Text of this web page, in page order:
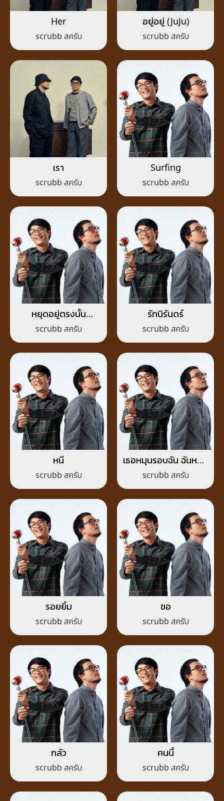
Her
scrubb สครับ
อยู่อยู่ (JuJu)
scrubb สครับ
เรา
scrubb สครับ
Surfing
scrubb สครับ
หยุดอยู่ตรงนั้น
(Breath)
scrubb สครับ
รักนิรันดร์
scrubb สครับ
หนี
scrubb สครับ
เธอหมุนรอบฉัน ฉันหมุน
รอบเธอ
scrubb สครับ
รอยยิ้ม
scrubb สครับ
ขอ
scrubb สครับ
กลัว
scrubb สครับ
คนนี้
scrubb สครับ